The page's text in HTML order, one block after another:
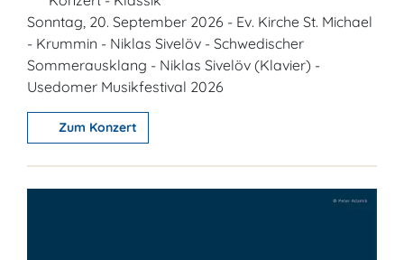
Sonntag, 20. September 2026 - Ev. Kirche St. Michael
- Krummin - Niklas Sivelöv - Schwedischer
Sommerausklang - Niklas Sivelöv (Klavier) -
Usedomer Musikfestival 2026
Zum Konzert